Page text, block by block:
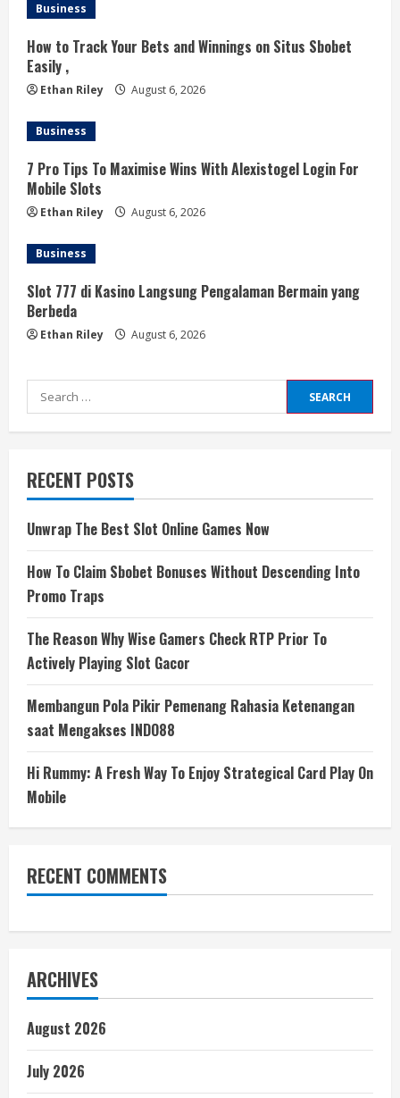
Business
How to Track Your Bets and Winnings on Situs Sbobet
Easily ,
Ethan Riley August 6, 2026
Business
7 Pro Tips To Maximise Wins With Alexistogel Login For
Mobile Slots
Ethan Riley August 6, 2026
Business
Slot 777 di Kasino Langsung Pengalaman Bermain yang
Berbeda
Ethan Riley August 6, 2026
Search
for:
RECENT POSTS
Unwrap The Best Slot Online Games Now
How To Claim Sbobet Bonuses Without Descending Into
Promo Traps
The Reason Why Wise Gamers Check RTP Prior To
Actively Playing Slot Gacor
Membangun Pola Pikir Pemenang Rahasia Ketenangan
saat Mengakses INDO88
Hi Rummy: A Fresh Way To Enjoy Strategical Card Play On
Mobile
RECENT COMMENTS
ARCHIVES
August 2026
July 2026